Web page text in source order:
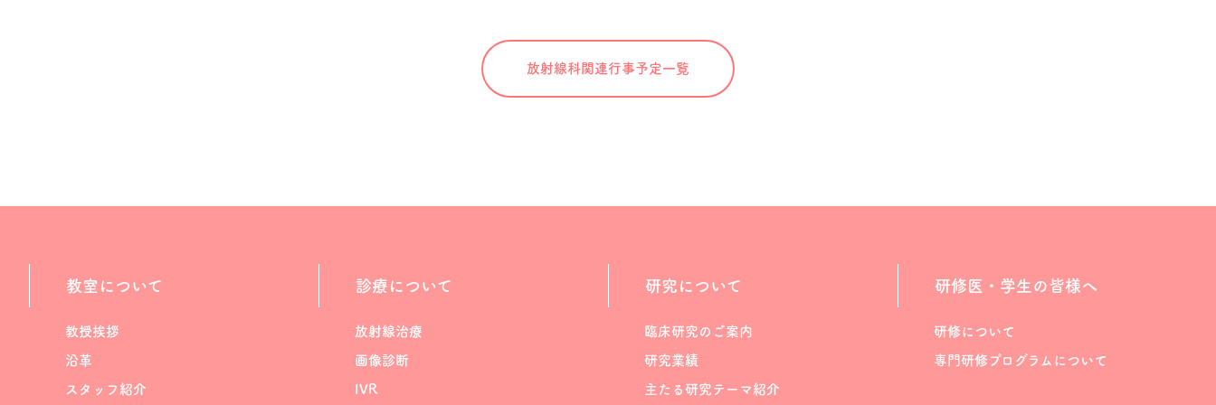
放射線科関連行事予定一覧
教室について
教授挨拶
沿革
スタッフ紹介
診療について
放射線治療
画像診断
IVR
研究について
臨床研究のご案内
研究業績
主たる研究テーマ紹介
研修医・学生の皆様へ
研修について
専門研修プログラムについて